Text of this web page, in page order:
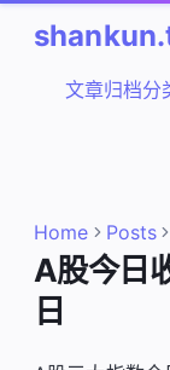
文章归档分
Home Posts
A股今日
日